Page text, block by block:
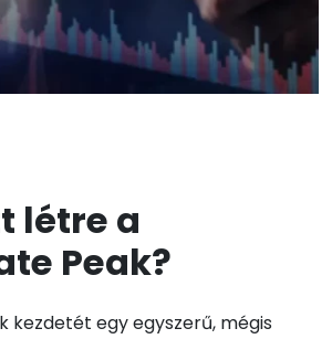
létre a
Peak?
kezdetét egy egyszerű, mégis